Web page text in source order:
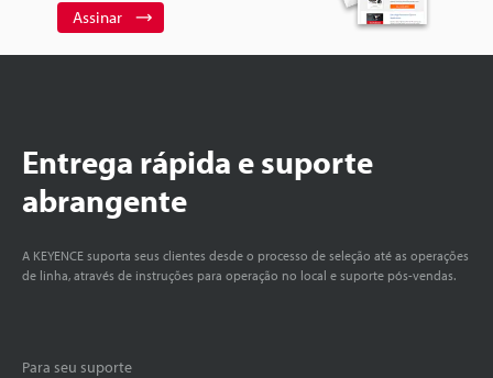
Assinar
Entrega rápida e suporte
abrangente
A KEYENCE suporta seus clientes desde o processo de seleção até as operações
de linha, através de instruções para operação no local e suporte pós-vendas.
Para seu suporte